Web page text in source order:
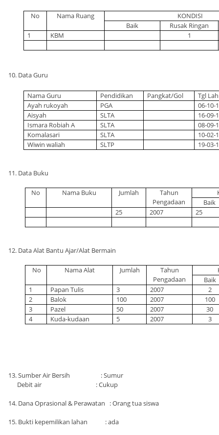
No Nama Ruang
KONDISI
Baik
Rusak Ringan
1
KBM 1
10. Data Guru
Nama Guru Pendidikan Pangkat/Gol
Tgl
Ayah rukoyah
PGA
06-10-
Aisyah
SLTA
16-09-
Ismara Robiah A
SLTA
08-09-
Komalasari
SLTA
10-02-
Wiwin waliah
SLTP 19-03-
11. Data Buku
No Nama Buku Jumlah
Tahun
Pengadaan
Baik
25
2007 25
12. Data Alat Bantu Ajar/Alat Bermain
No Nama Alat Jumlah
Tahun
Pengadaan
Baik
1
Papan Tulis 3 2007
2
2
Balok 100 2007
100
3
Pazel 50 2007
30
4
Kuda-kudaan 5 2007 3
13. Sumber Air Bersih : Sumur
Debit air : Cukup
14. Dana Oprasional & Perawatan : Orang tua siswa
15. Bukti kepemilikan lahan : ada